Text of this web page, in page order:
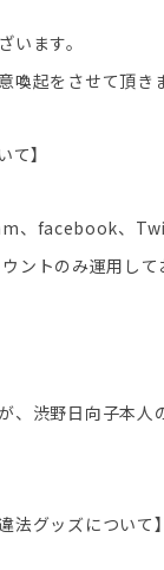
ます。
起をさせて頂き
】
、facebook、
トのみ運用して
、渋野日向子本
法グッズについて】